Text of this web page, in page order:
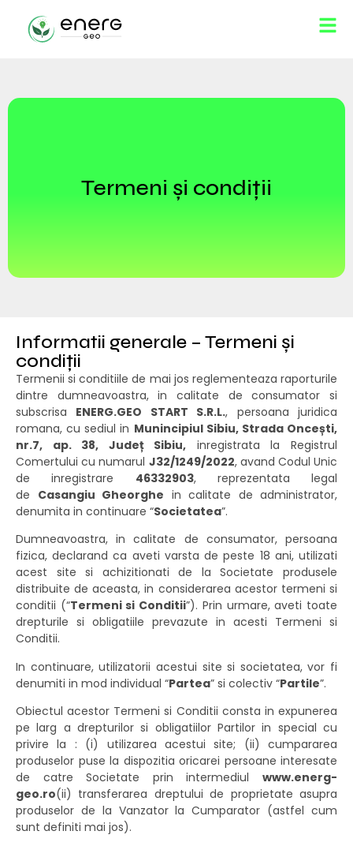
Termeni și condiții
Informatii generale – Termeni și
condiții
Termenii si conditiile de mai jos reglementeaza raporturile
dintre dumneavoastra, in calitate de consumator si
subscrisa ENERG.GEO START S.R.L., persoana juridica
romana, cu sediul in Munincipiul Sibiu, Strada Oncești,
nr.7, ap. 38, Județ Sibiu, inregistrata la Registrul
Comertului cu numarul J32/1249/2022, avand Codul Unic
de inregistrare 46332903, reprezentata legal
de Casangiu Gheorghe in calitate de administrator,
denumita in continuare “Societatea”.
Dumneavoastra, in calitate de consumator, persoana
fizica, declarand ca aveti varsta de peste 18 ani, utilizati
acest site si achizitionati de la Societate produsele
distribuite de aceasta, in considerarea acestor termeni si
conditii (“Termeni si Conditii”). Prin urmare, aveti toate
drepturile si obligatiile prevazute in acesti Termeni si
Conditii.
In continuare, utilizatorii acestui site si societatea, vor fi
denumiti in mod individual “Partea” si colectiv “Partile”.
Obiectul acestor Termeni si Conditii consta in expunerea
pe larg a drepturilor si obligatiilor Partilor in special cu
privire la : (i) utilizarea acestui site; (ii) cumpararea
produselor puse la dispozitia oricarei persoane interesate
de catre Societate prin intermediul www.energ-
geo.ro(ii) transferarea dreptului de proprietate asupra
produselor de la Vanzator la Cumparator (astfel cum
sunt definiti mai jos).